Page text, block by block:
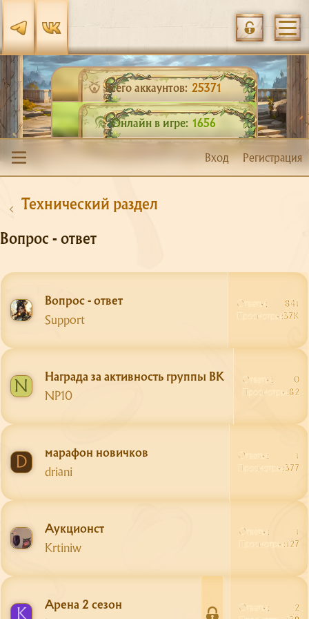
Всего аккаунтов: 25371
Онлайн в игре: 1656
Вход Регистрация
Технический раздел
Вопрос - ответ
Вопрос - ответ
Support
Ответы
841
Просмотры 37K
N
Награда за активность группы ВК
NP10
Ответы
0
Просмотры 82
D
марафон новичков
driani
Ответы
1
Просмотры 377
Аукционст
Krtiniw
Ответы
1
Просмотры 127
K
Арена 2 сезон
Ответы
2